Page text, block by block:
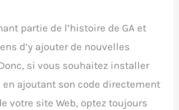
partie de l’histoire de GA et
d’y ajouter de nouvelles
si vous souhaitez installer
en ajoutant son code directement
votre site Web, optez toujours